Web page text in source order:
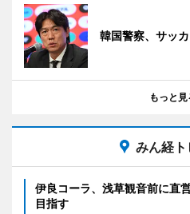
韓国警察、サッ
もっと見
みん経
伊良コーラ、浅草観音前に直
目指す